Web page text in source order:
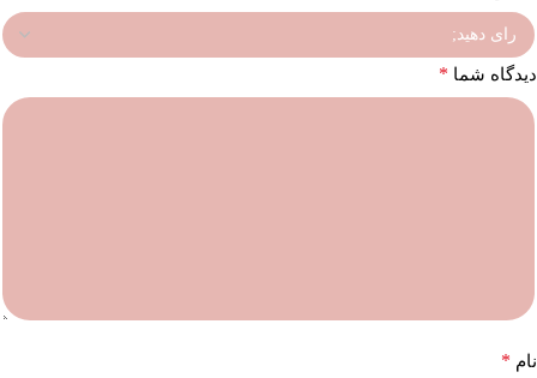
دیدگاه شما *
نام *